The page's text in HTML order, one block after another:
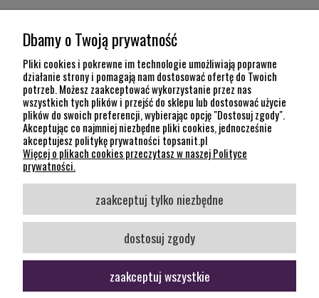
POMOC
INFORMACJE
KONTAKT
12 307 26 20
Kraków, 30-704 Na Dołach 8
SOCIAL MEDIA
Śledź nas
pokaż pełną wersję strony
Dbamy o Twoją prywatność
Pliki cookies i pokrewne im technologie umożliwiają poprawne
działanie strony i pomagają nam dostosować ofertę do Twoich
potrzeb. Możesz zaakceptować wykorzystanie przez nas
wszystkich tych plików i przejść do sklepu lub dostosować użycie
plików do swoich preferencji, wybierając opcję "Dostosuj zgody".
Akceptując co najmniej niezbędne pliki cookies, jednocześnie
akceptujesz politykę prywatności topsanit.pl
Więcej o plikach cookies przeczytasz w naszej Polityce
prywatności.
zaakceptuj tylko niezbędne
dostosuj zgody
zaakceptuj wszystkie